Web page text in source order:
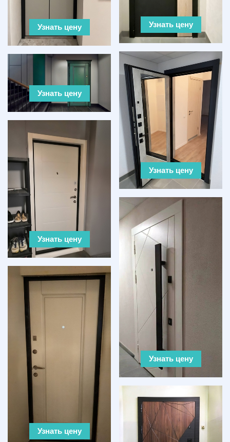
Узнать цену
Узнать цену
Узнать цену
Узнать цену
Узнать цену
Узнать цену
Узнать цену